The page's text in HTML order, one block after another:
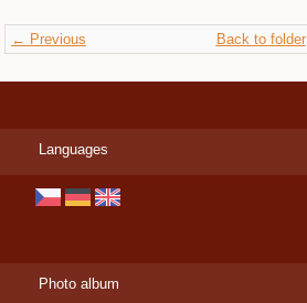
← Previous Back to folder
Languages
Photo album